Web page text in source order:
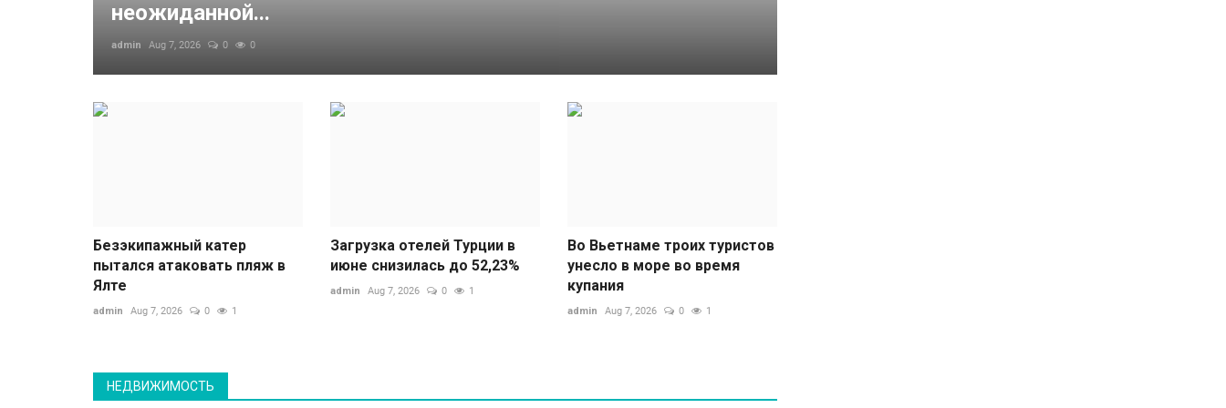
Три региона России бьют рекорды потребления
мощности из-за жары
неожиданной...
admin Aug 7, 2026 0 0
Безэкипажный катер
пытался атаковать пляж в
Ялте
admin Aug 7, 2026 0 1
Загрузка отелей Турции в
июне снизилась до 52,23%
admin Aug 7, 2026 0 1
Во Вьетнаме троих туристов
унесло в море во время
купания
admin Aug 7, 2026 0 1
НЕДВИЖИМОСТЬ